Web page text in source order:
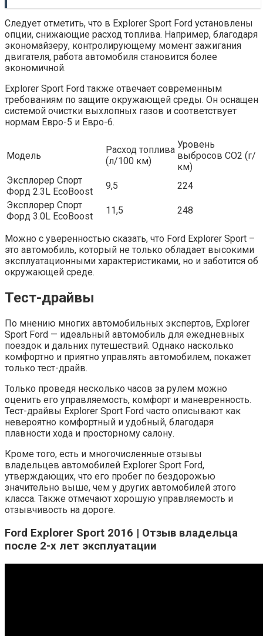
Следует отметить, что в Explorer Sport Ford установлены
опции, снижающие расход топлива. Например, благодаря
экономайзеру, контролирующему момент зажигания
двигателя, работа автомобиля становится более
экономичной.
Explorer Sport Ford также отвечает современным
требованиям по защите окружающей среды. Он оснащен
системой очистки выхлопных газов и соответствует
нормам Евро-5 и Евро-6.
Модель
Расход топлива
(л/100 км)
Уровень
выбросов CO2 (г/
км)
Эксплорер Спорт
Форд 2.3L EcoBoost
9,5
224
Эксплорер Спорт
Форд 3.0L EcoBoost
11,5 248
Можно с уверенностью сказать, что Ford Explorer Sport –
это автомобиль, который не только обладает высокими
эксплуатационными характеристиками, но и заботится об
окружающей среде.
Тест-драйвы
По мнению многих автомобильных экспертов, Explorer
Sport Ford — идеальный автомобиль для ежедневных
поездок и дальних путешествий. Однако насколько
комфортно и приятно управлять автомобилем, покажет
только тест-драйв.
Только проведя несколько часов за рулем можно
оценить его управляемость, комфорт и маневренность.
Тест-драйвы Explorer Sport Ford часто описывают как
невероятно комфортный и удобный, благодаря
плавности хода и просторному салону.
Кроме того, есть и многочисленные отзывы
владельцев автомобилей Explorer Sport Ford,
утверждающих, что его пробег по бездорожью
значительно выше, чем у других автомобилей этого
класса. Также отмечают хорошую управляемость и
отзывчивость на дороге.
Ford Explorer Sport 2016 | Отзыв владельца
после 2-х лет эксплуатации